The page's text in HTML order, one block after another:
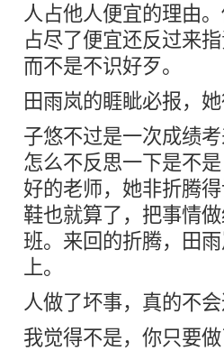
人占他人便宜的理由
占尽了便宜还反过来
而不是不识好歹。
田雨岚的睚眦必报，
子悠不过是一次成绩
怎么不反思一下是不
好的老师，她非折腾
鞋也就算了，把事情
班。来回的折腾，田
上。
人做了坏事，真的不会
我觉得不是，你只要